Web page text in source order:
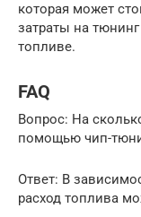
которая может
затраты на
топливе.
FAQ
Вопрос: На
помощью чип-
Ответ: В
расход топлива